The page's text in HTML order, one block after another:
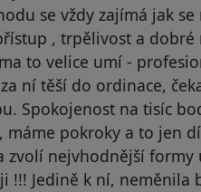
se vždy zajímá jak se
, trpělivost a dobré
to velice umí -
ní těší do ordinace,
Spokojenost na tisíc
máme pokroky a to jen
zvolí nejvhodnější formy
Jedině k ní, neměnila